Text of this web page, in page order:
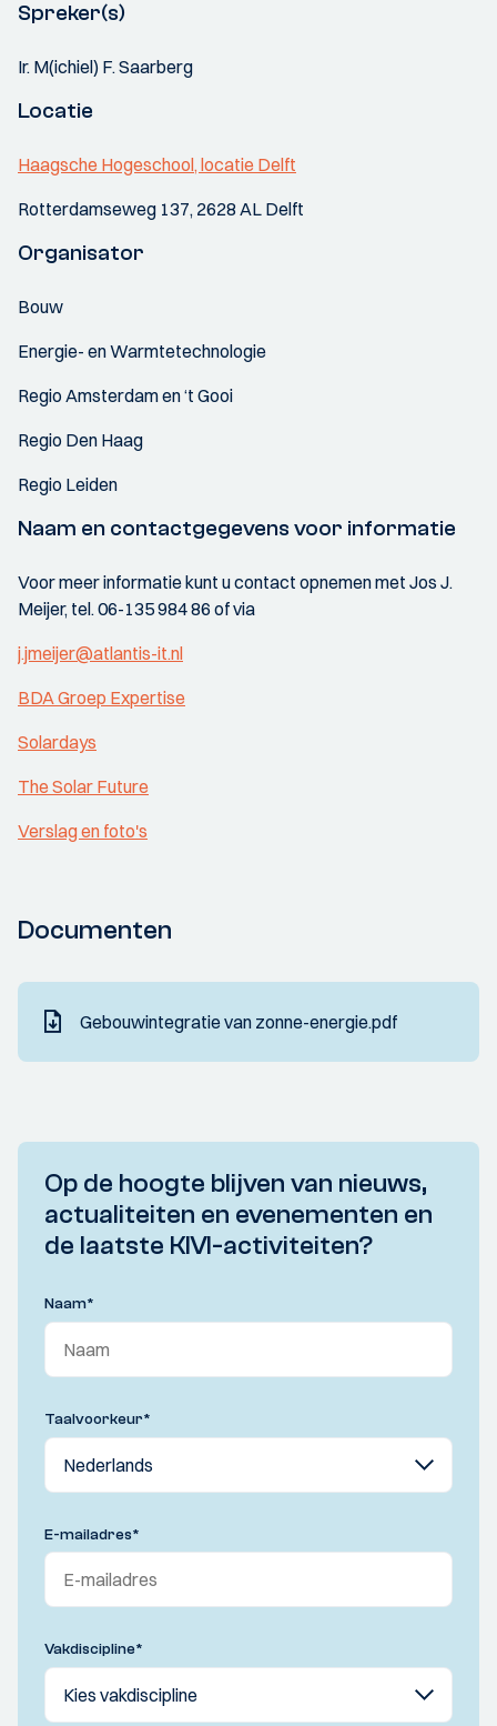
Spreker(s)
Ir. M(ichiel) F. Saarberg
Locatie
Haagsche Hogeschool, locatie Delft
Rotterdamseweg 137, 2628 AL Delft
Organisator
Bouw
Energie- en Warmtetechnologie
Regio Amsterdam en ‘t Gooi
Regio Den Haag
Regio Leiden
Naam en contactgegevens voor informatie
Voor meer informatie kunt u contact opnemen met Jos J.
Meijer, tel. 06-135 984 86 of via
j.jmeijer@atlantis-it.nl
BDA Groep Expertise
Solardays
The Solar Future
Verslag en foto's
Documenten
Gebouwintegratie van zonne-energie.pdf
Op de hoogte blijven van nieuws,
actualiteiten en evenementen en
de laatste KIVI-activiteiten?
Naam*
Taalvoorkeur*
E-mailadres*
Vakdiscipline*